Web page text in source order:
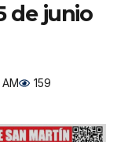
de junio
AM 159